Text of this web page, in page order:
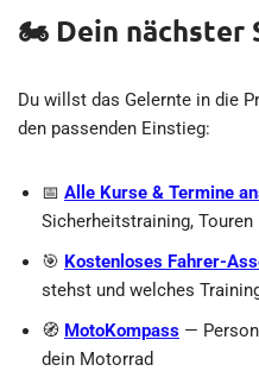
🏍️ Dein nächster
Du willst das Gelernte in die
den passenden Einstieg:
📅 Alle Kurse & Termine
Sicherheitstraining, Touren
🎯 Kostenloses Fahrer-
stehst und welches
🧭 MotoKompass —
dein Motorrad